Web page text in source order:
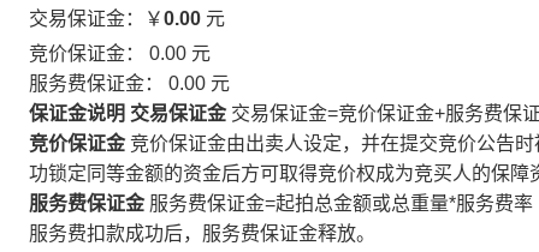
交易保证金：￥0.00 元
竞价保证金： 0.00 元
服务费保证金： 0.00 元
保证金说明 交易保证金 交易保证金=竞价保证金+服务费保
竞价保证金 竞价保证金由出卖人设定，并在提交竞价公告
功锁定同等金额的资金后方可取得竞价权成为竞买人的保障
服务费保证金 服务费保证金=起拍总金额或总重量*服务费率
服务费扣款成功后，服务费保证金释放。